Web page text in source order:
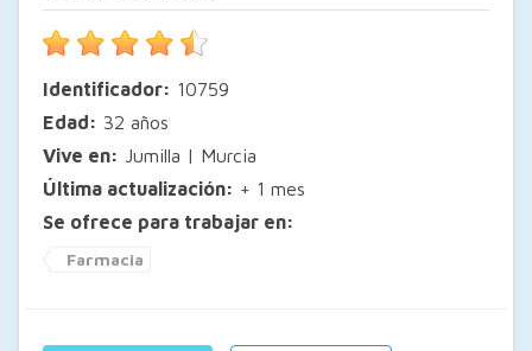
Identificador: 10759
Edad: 32 años
Vive en: Jumilla | Murcia
Última actualización: + 1 mes
Se ofrece para trabajar en:
Farmacia